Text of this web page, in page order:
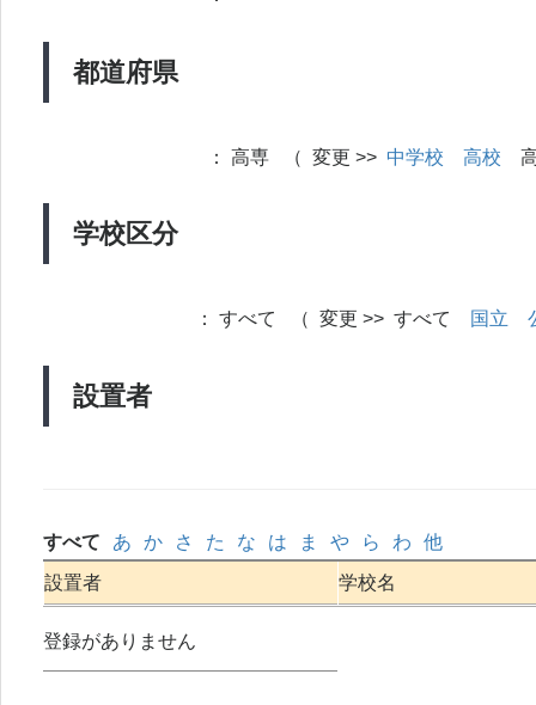
都道府県
学校区分
： 高専 （ 変更 >> 中学校 高校
設置者
： すべて （ 変更 >> すべて 国立
すべて あ か さ た な は ま や ら わ
他
設置者
学校名
登録がありません